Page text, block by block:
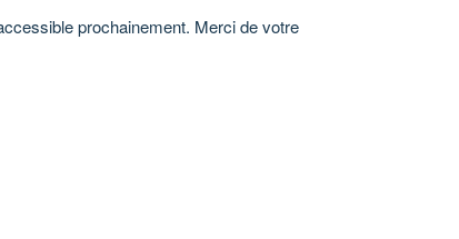
prochainement. Merci de votre